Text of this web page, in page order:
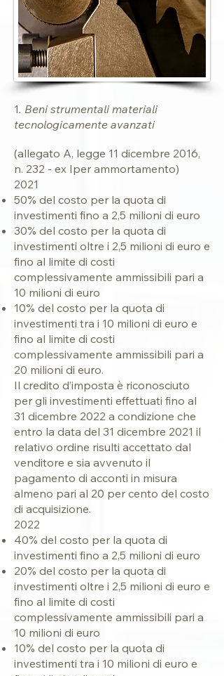
1. Beni strumentali materiali
tecnologicamente avanzati
(allegato A, legge 11 dicembre 2016,
n. 232 - ex Iper ammortamento)
2021
50% del costo per la quota di
investimenti fino a 2,5 milioni di euro
30% del costo per la quota di
investimenti oltre i 2,5 milioni di euro e
fino al limite di costi
complessivamente ammissibili pari a
10 milioni di euro
10% del costo per la quota di
investimenti tra i 10 milioni di euro e
fino al limite di costi
complessivamente ammissibili pari a
20 milioni di euro.
Il credito d’imposta è riconosciuto
per gli investimenti effettuati fino al
31 dicembre 2022 a condizione che
entro la data del 31 dicembre 2021 il
relativo ordine risulti accettato dal
venditore e sia avvenuto il
pagamento di acconti in misura
almeno pari al 20 per cento del costo
di acquisizione.
2022
40% del costo per la quota di
investimenti fino a 2,5 milioni di euro
20% del costo per la quota di
investimenti oltre i 2,5 milioni di euro e
fino al limite di costi
complessivamente ammissibili pari a
10 milioni di euro
10% del costo per la quota di
investimenti tra i 10 milioni di euro e